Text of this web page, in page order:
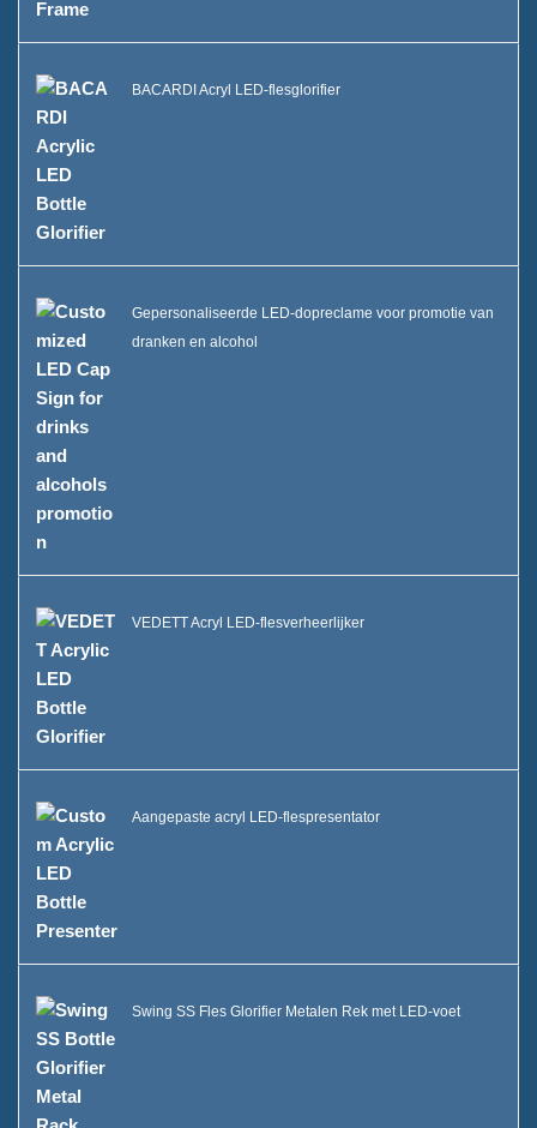
BACARDI Acryl LED-flesglorifier
Gepersonaliseerde LED-dopreclame voor promotie van
dranken en alcohol
VEDETT Acryl LED-flesverheerlijker
Aangepaste acryl LED-flespresentator
Swing SS Fles Glorifier Metalen Rek met LED-voet